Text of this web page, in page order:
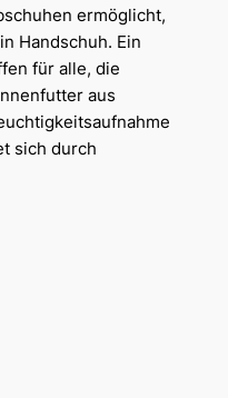
ermöglicht,
Handschuh. Ein
für alle, die
aus
sich durch